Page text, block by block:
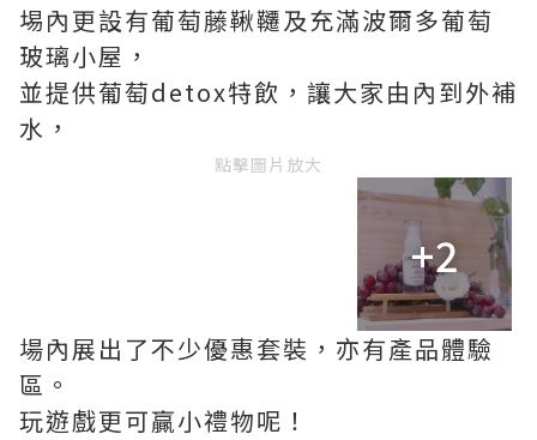
埸內更設有葡萄藤鞦韆及充滿波爾多葡萄
玻璃小屋，
並提供葡萄detox特飲，讓大家由內到外補
水，
點擊圖片放大
+2
場內展出了不少優惠套裝，亦有產品體驗
區。
玩遊戲更可贏小禮物呢！